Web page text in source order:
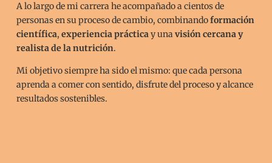
A lo largo de mi carrera he acompañado a cientos de
personas en su proceso de cambio, combinandoformación
científica, experiencia prácticay unavisión cercana y
realista de la nutrición.
Mi objetivo siempre ha sido el mismo: que cada persona
aprenda a comer con sentido, disfrute del proceso y alcance
resultados sostenibles.